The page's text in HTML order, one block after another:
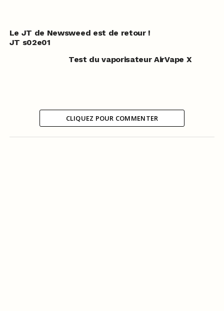
Le JT de Newsweed est de retour !
JT s02e01
Test du vaporisateur AirVape X
CLIQUEZ POUR COMMENTER